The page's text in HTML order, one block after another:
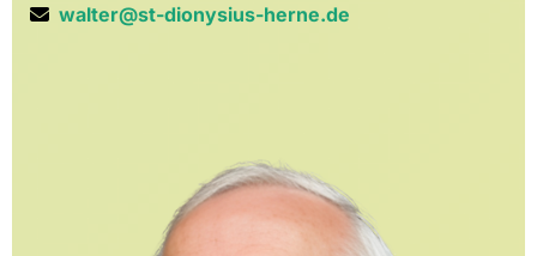
 walter@st-dionysius-herne.de